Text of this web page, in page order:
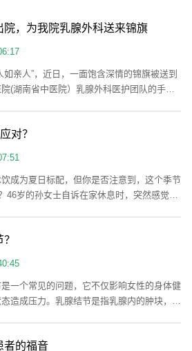
，为我院乳腺外科送来锦旗
亲人”，近日，一面饱含深情的锦旗被送到
(湖南省中医院）乳腺外科医护团队的手
女士一年前于乡镇卫生院检查发现左乳肿
重视，后肿块逐渐增大，于2024年11月来
对？
成为夏日标配，但你是否注意到，这个季节
46岁的孙女士自诉在家休息时，突然感觉腰
的生命，现在经过医生的治疗，又恢复到了
系结石呢？泌尿系是由肾脏、输尿管、膀胱
一个常见的问题，它不仅影响女性的身体健
造成压力。乳腺结节是指乳腺内的肿块，它
过辨证施治，旨在从根本上改善体质，消除
者的福音